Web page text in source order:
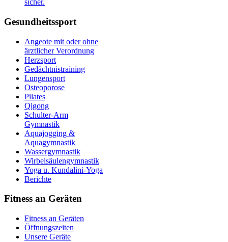
sicher.
Gesundheitssport
Angeote mit oder ohne
ärztlicher Verordnung
Herzsport
Gedächtnistraining
Lungensport
Osteoporose
Pilates
Qigong
Schulter-Arm
Gymnastik
Aquajogging &
Aquagymnastik
Wassergymnastik
Wirbelsäulengymnastik
Yoga u. Kundalini-Yoga
Berichte
Fitness an Geräten
Fitness an Geräten
Öffnungszeiten
Unsere Geräte